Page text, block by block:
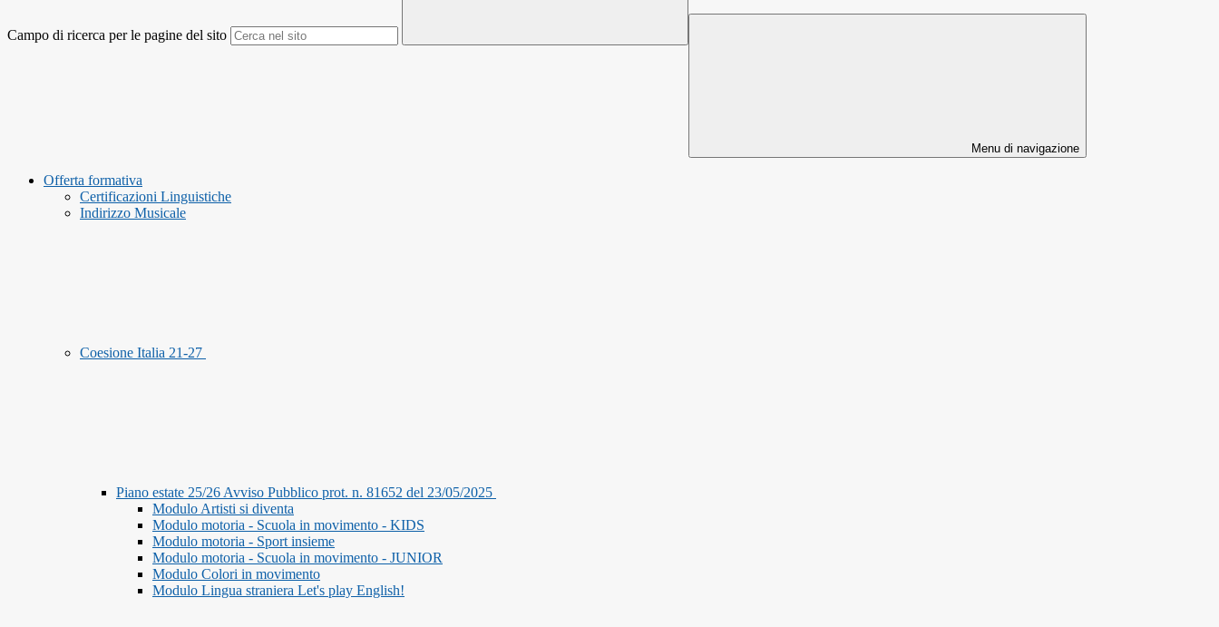
Campo di ricerca per le pagine del sito
Menu di navigazione
Offerta formativa
Certificazioni Linguistiche
Indirizzo Musicale
Coesione Italia 21-27
Piano estate 25/26 Avviso Pubblico prot. n. 81652 del 23/05/2025
Modulo Artisti si diventa
Modulo motoria - Scuola in movimento - KIDS
Modulo motoria - Sport insieme
Modulo motoria - Scuola in movimento - JUNIOR
Modulo Colori in movimento
Modulo Lingua straniera Let's play English!